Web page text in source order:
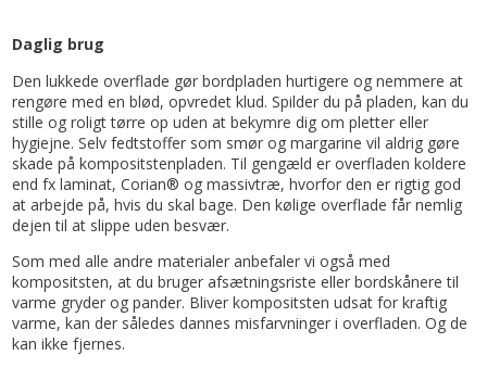
Daglig brug
Den lukkede overflade gør bordpladen hurtigere og nemmere at
rengøre med en blød, opvredet klud. Spilder du på pladen, kan du
stille og roligt tørre op uden at bekymre dig om pletter eller
hygiejne. Selv fedtstoffer som smør og margarine vil aldrig gøre
skade på kompositstenpladen. Til gengæld er overfladen koldere
end fx laminat, Corian® og massivtræ, hvorfor den er rigtig god
at arbejde på, hvis du skal bage. Den kølige overflade får nemlig
dejen til at slippe uden besvær.
Som med alle andre materialer anbefaler vi også med
kompositsten, at du bruger afsætningsriste eller bordskånere til
varme gryder og pander. Bliver kompositsten udsat for kraftig
varme, kan der således dannes misfarvninger i overfladen. Og de
kan ikke fjernes.